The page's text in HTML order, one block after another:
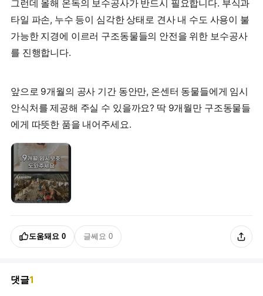
그런데 올해 온독의 보수공사가 반드시 필요합니다. 부식과
타일 파손, 누수 등이 심각한 상태로 견사 내 수도 사용이 불
가능한 지경에 이르러 구조동물들의 안전을 위한 보수공사
를 진행합니다.
앞으로 9개월의 공사 기간 동안만, 온센터 동물들에게 임시
안식처를 제공해 주실 수 있을까요? 딱 9개월만 구조동물들
에게 따뜻한 품을 내어주세요.
도움돼요 0 글쎄요 0
댓글1